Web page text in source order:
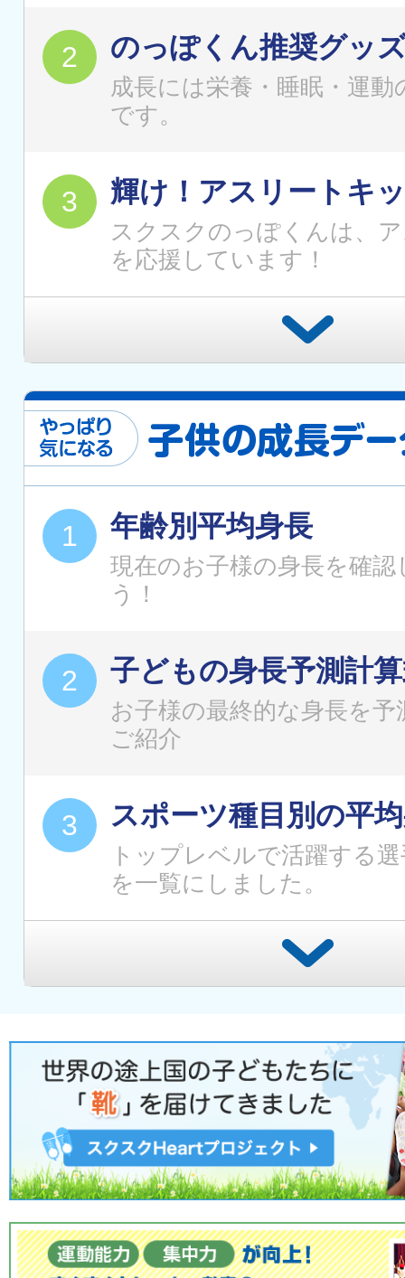
のっぽくん推奨グッ
成長には栄養・睡眠・運
です。
輝け！アスリートキ
スクスクのっぽくんは、
を応援しています！
年齢別平均身長
現在のお子様の身長を確
う！
子どもの身長予測計
お子様の最終的な身長を
ご紹介
スポーツ種目別の平
トップレベルで活躍する
を一覧にしました。